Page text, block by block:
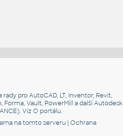
pro AutoCAD, LT, Inventor, Revit,
Forma, Vault, PowerMill a další Autodesk
VizO portálu.
na tomto serveru |Ochrana